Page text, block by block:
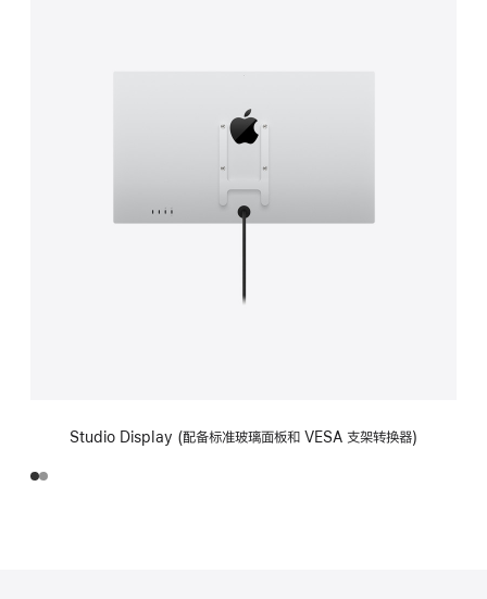
Studio Display (配备标准玻璃面板和 VESA 支架转换器)